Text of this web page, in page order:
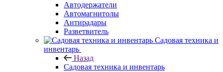
Автодержатели
Автомагнитолы
Антирадары
Разветвитель
Садовая техника и
инвентарь
Назад
Садовая техника и инвентарь